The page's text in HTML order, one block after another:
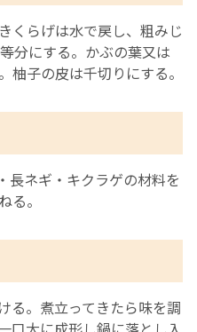
くらげは水で戻し、粗みじ
分にする。かぶの葉又は
柚子の皮は千切りにする。
長ネギ・キクラゲの材料を
る。
る。煮立ってきたら味を調